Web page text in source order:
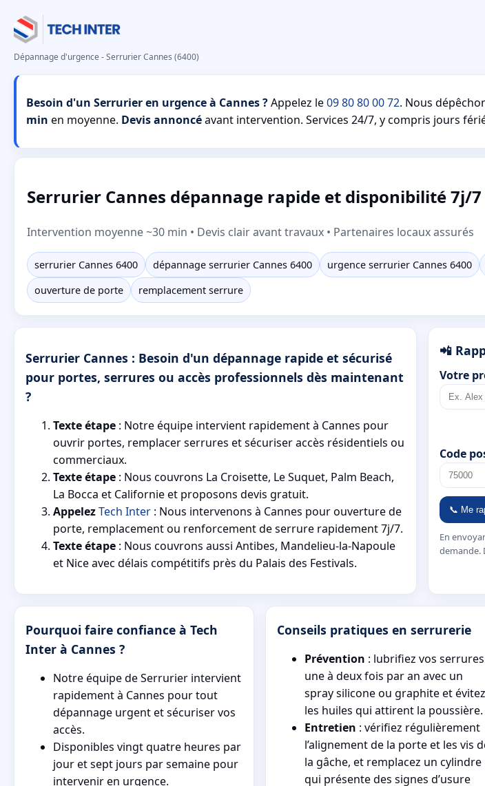
Dépannage d'urgence - Serrurier Cannes (6400)
Besoin d'un Serrurier en urgence à Cannes ?Appelez le09 80 80 00 72. Nous
min en moyenne. Devis annoncéavant intervention. Services 24/7, y compris jours
Serrurier Cannes dépannage rapide et disponibilité 7j/7
Intervention moyenne ~30 min • Devis clair avant travaux • Partenaires locaux assurés
serrurier Cannes 6400 dépannage serrurier Cannes 6400 urgence serrurier Cannes 6400
ouverture de porte
remplacement serrure
Serrurier Cannes : Besoin d'un dépannage rapide et sécurisé
pour portes, serrures ou accès professionnels dès maintenant
?
Texte étape : Notre équipe intervient rapidement à Cannes pour
ouvrir portes, remplacer serrures et sécuriser accès résidentiels ou
commerciaux.
Texte étape : Nous couvrons La Croisette, Le Suquet, Palm Beach,
La Bocca et Californie et proposons devis gratuit.
AppelezTech Inter : Nous intervenons à Cannes pour ouverture de
porte, remplacement ou renforcement de serrure rapidement 7j/7.
Texte étape : Nous couvrons aussi Antibes, Mandelieu-la-Napoule
et Nice avec délais compétitifs près du Palais des Festivals.
📲
Votre
Code
📞 Me
En
demande.
Pourquoi faire confiance à Tech
Inter à Cannes ?
Notre équipe de Serrurier intervient
rapidement à Cannes pour tout
dépannage urgent et sécuriser vos
accès.
Disponibles vingt quatre heures par
jour et sept jours par semaine pour
intervenir en urgence.
Conseils pratiques en serrurerie
Prévention : lubrifiez vos serrures
une à deux fois par an avec un
spray silicone ou graphite et évitez
les huiles qui attirent la poussière.
Entretien : vérifiez régulièrement
l’alignement de la porte et les vis
la gâche, et remplacez un cylindre
qui présente des signes d’usure